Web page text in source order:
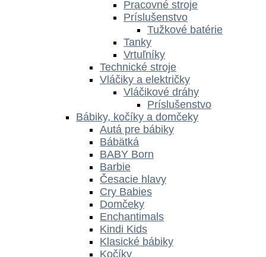
Pracovné stroje
Príslušenstvo
Tužkové batérie
Tanky
Vrtuľníky
Technické stroje
Vláčiky a električky
Vláčikové dráhy
Príslušenstvo
Bábiky, kočíky a domčeky
Autá pre bábiky
Bábätká
BABY Born
Barbie
Česacie hlavy
Cry Babies
Domčeky
Enchantimals
Kindi Kids
Klasické bábiky
Kočíky